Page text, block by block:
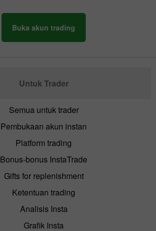
Buka akun trading
Untuk Trader
Semua untuk trader
Pembukaan akun instan
Platform trading
Bonus-bonus InstaTrade
Gifts for replenishment
Ketentuan trading
Analisis Insta
Grafik Insta